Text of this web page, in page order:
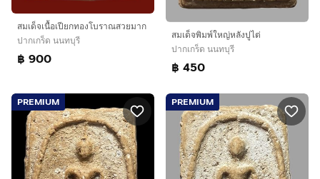
สมเด็จเนื้อเปียกทองโบราณสวยมาก
ปากเกร็ด นนทบุรี
฿ 900
สมเด็จพิมพ์ใหญ่หลังปูไต่
ปากเกร็ด นนทบุรี
฿ 450
PREMIUM PREMIUM